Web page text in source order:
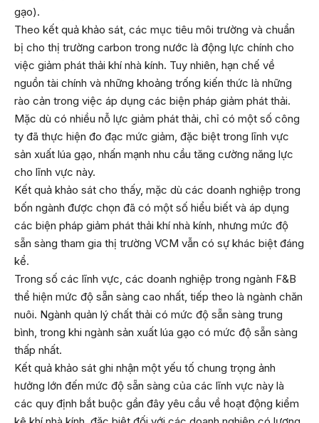
gạo).
Theo kết quả khảo sát, các mục tiêu môi trường và chuẩn
bị cho thị trường carbon trong nước là động lực chính cho
việc giảm phát thải khí nhà kính. Tuy nhiên, hạn chế về
nguồn tài chính và những khoảng trống kiến thức là những
rào cản trong việc áp dụng các biện pháp giảm phát thải.
Mặc dù có nhiều nỗ lực giảm phát thải, chỉ có một số công
ty đã thực hiện đo đạc mức giảm, đặc biệt trong lĩnh vực
sản xuất lúa gạo, nhấn mạnh nhu cầu tăng cường năng lực
cho lĩnh vực này.
Kết quả khảo sát cho thấy, mặc dù các doanh nghiệp trong
bốn ngành được chọn đã có một số hiểu biết và áp dụng
các biện pháp giảm phát thải khí nhà kính, nhưng mức độ
sẵn sàng tham gia thị trường VCM vẫn có sự khác biệt đáng
kể.
Trong số các lĩnh vực, các doanh nghiệp trong ngành F&B
thể hiện mức độ sẵn sàng cao nhất, tiếp theo là ngành chăn
nuôi. Ngành quản lý chất thải có mức độ sẵn sàng trung
bình, trong khi ngành sản xuất lúa gạo có mức độ sẵn sàng
thấp nhất.
Kết quả khảo sát ghi nhận một yếu tố chung trọng ảnh
hưởng lớn đến mức độ sẵn sàng của các lĩnh vực này là
các quy định bắt buộc gần đây yêu cầu về hoạt động kiểm